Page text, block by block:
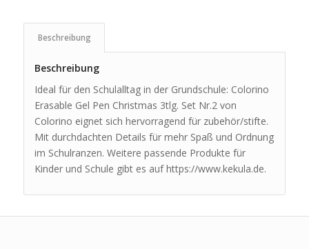
Beschreibung
Beschreibung
Ideal für den Schulalltag in der Grundschule: Colorino
Erasable Gel Pen Christmas 3tlg. Set Nr.2 von
Colorino eignet sich hervorragend für zubehör/stifte.
Mit durchdachten Details für mehr Spaß und Ordnung
im Schulranzen. Weitere passende Produkte für
Kinder und Schule gibt es auf https://www.kekula.de.